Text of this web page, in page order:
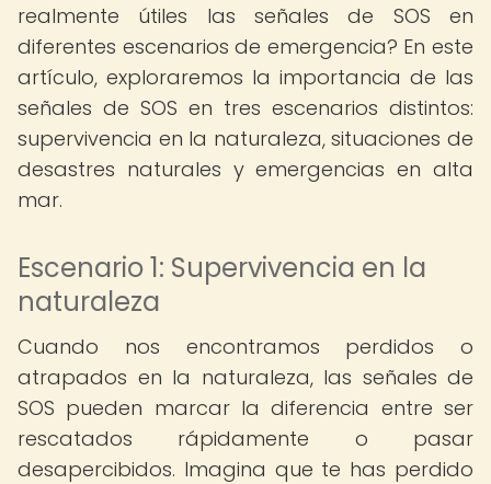
realmente útiles las señales de SOS en
diferentes escenarios de emergencia? En este
artículo, exploraremos la importancia de las
señales de SOS en tres escenarios distintos:
supervivencia en la naturaleza, situaciones de
desastres naturales y emergencias en alta
mar.
Escenario 1: Supervivencia en la
naturaleza
Cuando nos encontramos perdidos o
atrapados en la naturaleza, las señales de
SOS pueden marcar la diferencia entre ser
rescatados rápidamente o pasar
desapercibidos. Imagina que te has perdido